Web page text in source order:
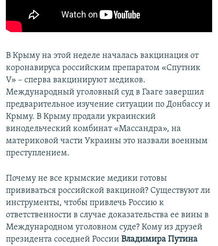
ПОБЕДИТЕЛЕЙ НЕ СУДЯТ?
КРЫМ.НЕПОКОРЕННЫЙ
УКРАИНСКАЯ ПРОБЛЕМА КРЫМА
ПРИСОЕДИНЯЙТЕСЬ!
Все сайты RFE/RL
В Крыму на этой неделе началась вакцинация от
коронавируса российским препаратом «Спутник
V» – сперва вакцинируют медиков.
Международный уголовный суд в Гааге завершил
предварительное изучение ситуации по Донбассу и
Крыму. В Крыму продали украинский
винодельческий комбинат «Массандра», на
материковой части Украины это назвали военным
преступлением.
Почему не все крымские медики готовы
прививаться российской вакциной? Существуют ли
инструменты, чтобы привлечь Россию к
ответственности в случае доказательства ее вины в
Международном уголовном суде? Кому из друзей
президента соседней России Владимира Путина